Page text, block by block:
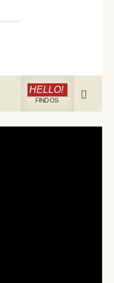
HELLO!
FIND OS